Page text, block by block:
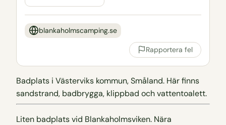
blankaholmscamping.se
Rapportera fel
Badplats i Västerviks kommun, Småland. Här finns
sandstrand, badbrygga, klippbad och vattentoalett.
Liten badplats vid Blankaholmsviken. Nära